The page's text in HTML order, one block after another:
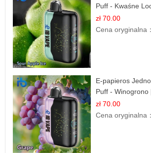
Puff - Kwaśne
zł 70.00
Cena oryginalna
E-papieros
Puff - Winogrono
zł 70.00
Cena oryginalna